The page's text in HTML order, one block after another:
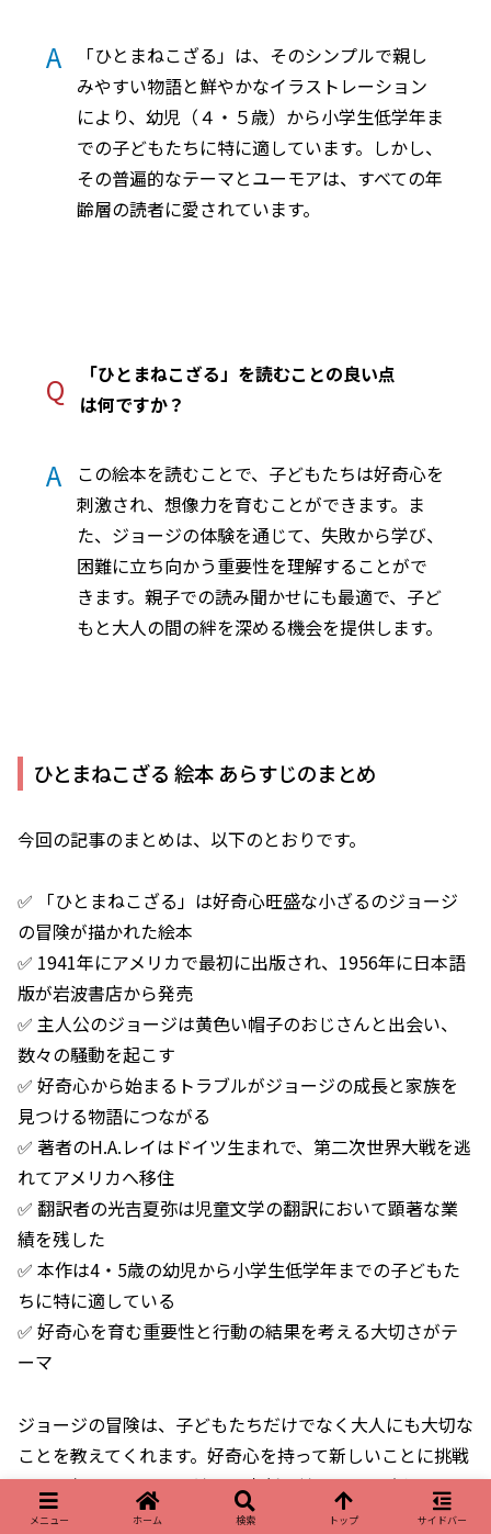
A
「ひとまねこざる」は、そのシンプルで親し
みやすい物語と鮮やかなイラストレーション
により、幼児（４・５歳）から小学生低学年ま
での子どもたちに特に適しています。しかし、
その普遍的なテーマとユーモアは、すべての年
齢層の読者に愛されています。
Q
「ひとまねこざる」を読むことの良い点
は何ですか？
A
この絵本を読むことで、子どもたちは好奇心を
刺激され、想像力を育むことができます。ま
た、ジョージの体験を通じて、失敗から学び、
困難に立ち向かう重要性を理解することがで
きます。親子での読み聞かせにも最適で、子ど
もと大人の間の絆を深める機会を提供します。
ひとまねこざる 絵本 あらすじのまとめ
今回の記事のまとめは、以下のとおりです。
✅ 「ひとまねこざる」は好奇心旺盛な小ざるのジョージ
の冒険が描かれた絵本
✅ 1941年にアメリカで最初に出版され、1956年に日本語
版が岩波書店から発売
✅ 主人公のジョージは黄色い帽子のおじさんと出会い、
数々の騒動を起こす
✅ 好奇心から始まるトラブルがジョージの成長と家族を
見つける物語につながる
✅ 著者のH.A.レイはドイツ生まれで、第二次世界大戦を逃
れてアメリカへ移住
✅ 翻訳者の光吉夏弥は児童文学の翻訳において顕著な業
績を残した
✅ 本作は4・5歳の幼児から小学生低学年までの子どもた
ちに特に適している
✅ 好奇心を育む重要性と行動の結果を考える大切さがテ
ーマ
ジョージの冒険は、子どもたちだけでなく大人にも大切な
ことを教えてくれます。好奇心を持って新しいことに挑戦
する勇気、そしてその結果に責任を持つことの大切さを、
この絵本は伝えています。読むたびに新しい発見がある絵
メニュー ホーム 検索 トップ サイドバー